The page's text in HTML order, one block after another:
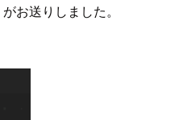
がお送りしました。